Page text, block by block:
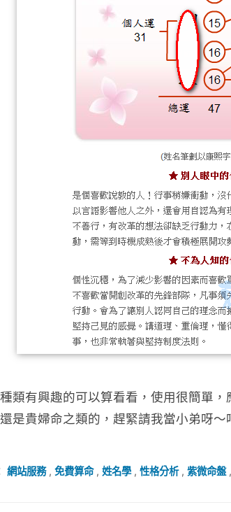
類有興趣的可以算看看，使用很簡單
是貴婦命之類的，趕緊請我當小弟呀～
網站服務, 免費算命, 姓名學, 性格分析, 紫微命盤,